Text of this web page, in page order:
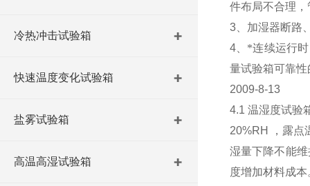
冷热冲击试验箱
快速温度变化试验箱
盐雾试验箱
高温高湿试验箱
件布局不合理
3、加湿器断路
4、*连续运行
量试验箱可靠
2009-8-13
4.1 温湿度试验
20%RH
，露点
湿量下降不能
度增加材料成本